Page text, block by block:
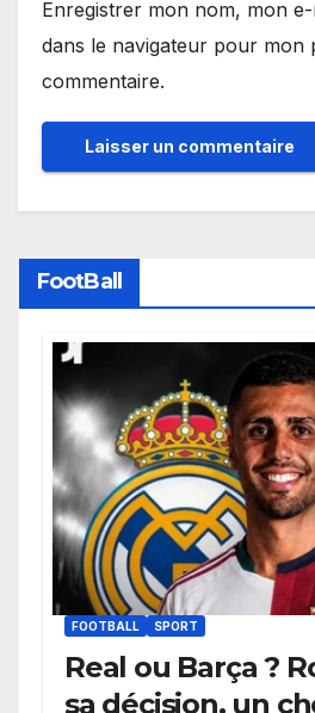
Enregistrer mon nom, mon
dans le navigateur pour mon
commentaire.
FootBall
FOOTBALL SPORT
Real ou Barça ?
sa décision, un